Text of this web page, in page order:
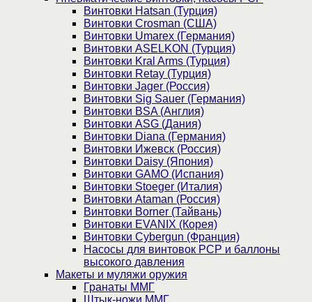
Винтовки Hatsan (Турция)
Винтовки Crosman (США)
Винтовки Umarex (Германия)
Винтовки ASELKON (Турция)
Винтовки Kral Arms (Турция)
Винтовки Retay (Турция)
Винтовки Jager (Россия)
Винтовки Sig Sauer (Германия)
Винтовки BSA (Англия)
Винтовки ASG (Дания)
Винтовки Diana (Германия)
Винтовки Ижевск (Россия)
Винтовки Daisy (Япония)
Винтовки GAMO (Испания)
Винтовки Stoeger (Италия)
Винтовки Ataman (Россия)
Винтовки Borner (Тайвань)
Винтовки EVANIX (Корея)
Винтовки Cybergun (Франция)
Насосы для винтовок PCP и баллоны
высокого давления
Макеты и муляжи оружия
Гранаты ММГ